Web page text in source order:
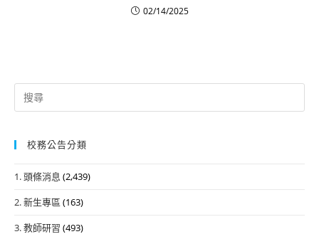
02/14/2025
Search
for:
校務公告分類
1. 頭條消息 (2,439)
2. 新生專區 (163)
3. 教師研習 (493)